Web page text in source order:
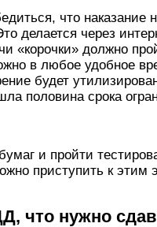
что
делается через
«корочки» должно
в любое удобное
будет
половина срока
и пройти
приступить к этим
что нужно